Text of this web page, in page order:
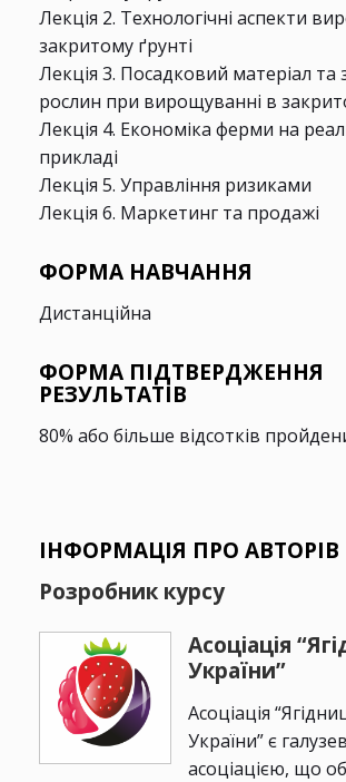
Лекція 2. Технологічні аспекти
закритому ґрунті
Лекція 3. Посадковий матеріал та
рослин при вирощуванні в
Лекція 4. Економіка ферми на
прикладi
Лекція 5. Управління ризиками
Лекція 6. Маркетинг та продажі
ФОРМА НАВЧАННЯ
Дистанційна
ФОРМА ПІДТВЕРДЖЕННЯ
РЕЗУЛЬТАТІВ
80% або більше відсотків
ІНФОРМАЦІЯ ПРО АВТОРІВ
Розробник курсу
Асоціація
України”
Асоціація
України” є
асоціацією, що